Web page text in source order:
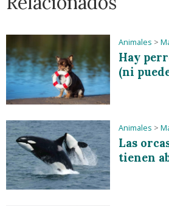
Animales >
Hay
(ni
Animales >
Las
tienen